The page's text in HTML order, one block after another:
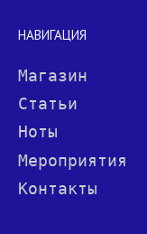
НАВИГАЦИЯ
Магазин
Статьи
Ноты
Мероприятия
Контакты